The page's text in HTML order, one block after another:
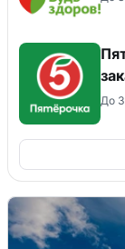
До